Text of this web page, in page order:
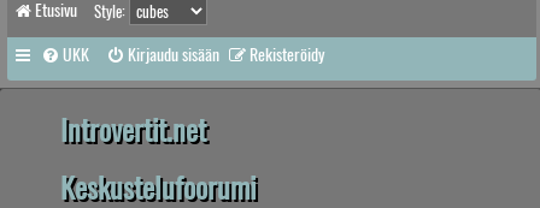
Etusivu Style:
UKK Kirjaudu sisään Rekisteröidy
Introvertit.net
Keskustelufoorumi